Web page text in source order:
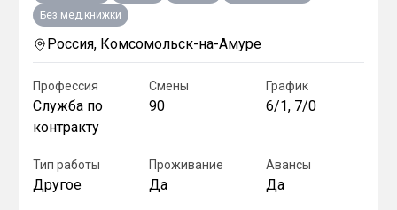
Без мед.книжки
Россия, Комсомольск-на-Амуре
Профессия
Служба по
контракту
Смены
90
График
6/1, 7/0
Тип работы
Другое
Проживание
Да
Авансы
Да